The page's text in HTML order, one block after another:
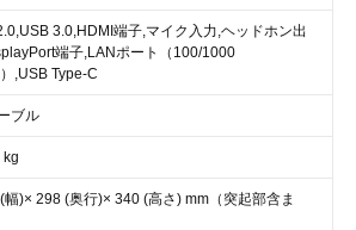
3.0,HDMI端子,マイク入力,ヘッドホン出
端子,LANポート（100/1000
,USB Type-C
ブル
kg
幅)× 298 (奥行)× 340 (高さ) mm（突起部含ま